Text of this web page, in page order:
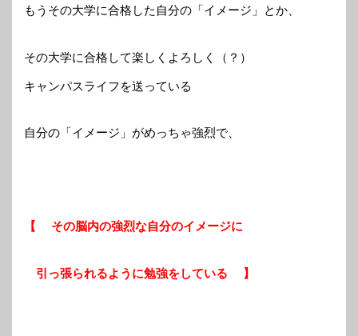
もうその大学に合格した自分の「イメージ」とか、
その大学に合格して楽しくよろしく（？）
キャンパスライフを送っている
自分の「イメージ」がめっちゃ強烈で、
【 その脳内の強烈な自分のイメージに
引っ張られるように勉強をしている 】